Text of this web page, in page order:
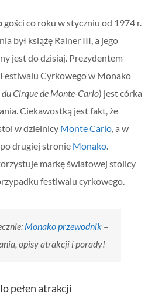
gości co roku w styczniu od 1974 r.
był książę Rainer III, a jego
jest do dzisiaj. Prezydentem
Cyrkowego w Monako
Cirque de Monte-Carlo) jest córka
Ciekawostką jest fakt, że
w dzielnicy Monte Carlo, a w
po drugiej stronie Monako.
markę światowej stolicy
festiwalu cyrkowego.
Monako przewodnik –
opisy atrakcji i porady!
pełen atrakcji